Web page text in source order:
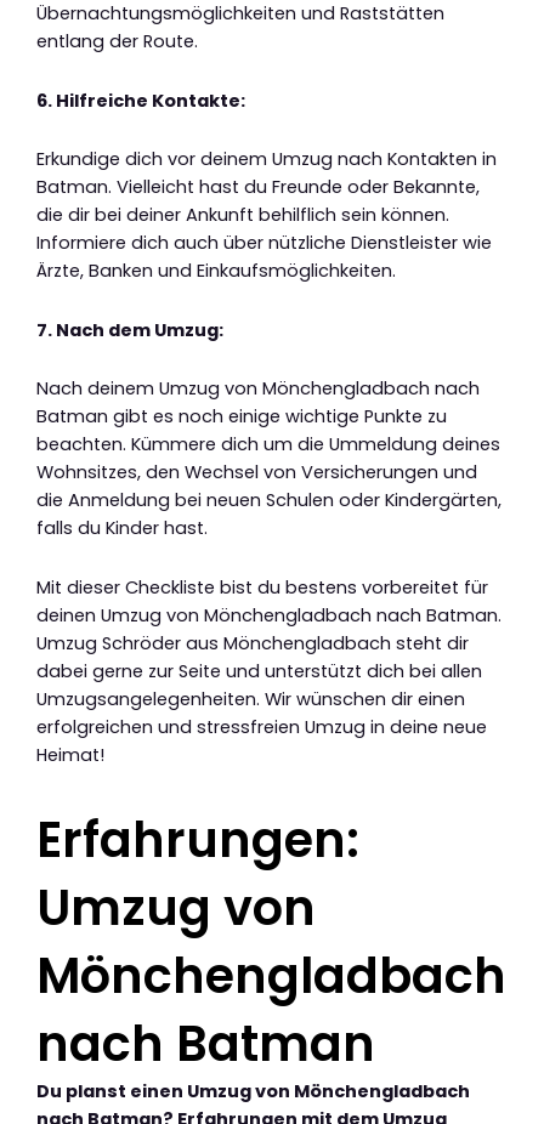
Übernachtungsmöglichkeiten und Raststätten
entlang der Route.
6. Hilfreiche Kontakte:
Erkundige dich vor deinem Umzug nach Kontakten in
Batman. Vielleicht hast du Freunde oder Bekannte,
die dir bei deiner Ankunft behilflich sein können.
Informiere dich auch über nützliche Dienstleister wie
Ärzte, Banken und Einkaufsmöglichkeiten.
7. Nach dem Umzug:
Nach deinem Umzug von Mönchengladbach nach
Batman gibt es noch einige wichtige Punkte zu
beachten. Kümmere dich um die Ummeldung deines
Wohnsitzes, den Wechsel von Versicherungen und
die Anmeldung bei neuen Schulen oder Kindergärten,
falls du Kinder hast.
Mit dieser Checkliste bist du bestens vorbereitet für
deinen Umzug von Mönchengladbach nach Batman.
Umzug Schröder aus Mönchengladbach steht dir
dabei gerne zur Seite und unterstützt dich bei allen
Umzugsangelegenheiten. Wir wünschen dir einen
erfolgreichen und stressfreien Umzug in deine neue
Heimat!
Erfahrungen:
Umzug von
Mönchengladbach
nach Batman
Du planst einen Umzug von Mönchengladbach
nach Batman? Erfahrungen mit dem Umzug